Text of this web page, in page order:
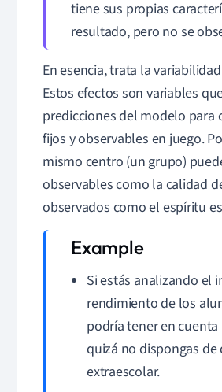
tiene sus propias
resultado, pero no se
En esencia, trata la
Estos efectos son variables
predicciones del modelo para
fijos y observables en juego.
mismo centro (un grupo)
observables como la calidad
observados como el espíritu
Si estás analizando el
rendimiento de los
podría tener en
quizá no dispongas
extraescolar.